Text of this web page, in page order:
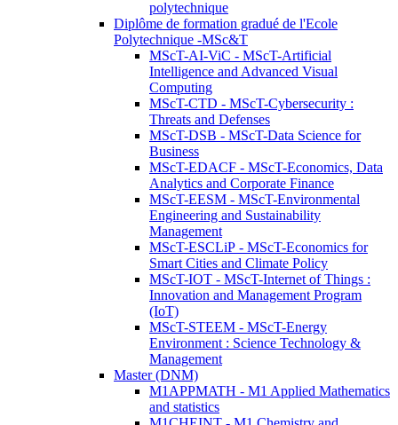
polytechnique
Diplôme de formation gradué de l'Ecole
Polytechnique -MSc&T
MScT-AI-ViC - MScT-Artificial
Intelligence and Advanced Visual
Computing
MScT-CTD - MScT-Cybersecurity :
Threats and Defenses
MScT-DSB - MScT-Data Science for
Business
MScT-EDACF - MScT-Economics, Data
Analytics and Corporate Finance
MScT-EESM - MScT-Environmental
Engineering and Sustainability
Management
MScT-ESCLiP - MScT-Economics for
Smart Cities and Climate Policy
MScT-IOT - MScT-Internet of Things :
Innovation and Management Program
(IoT)
MScT-STEEM - MScT-Energy
Environment : Science Technology &
Management
Master (DNM)
M1APPMATH - M1 Applied Mathematics
and statistics